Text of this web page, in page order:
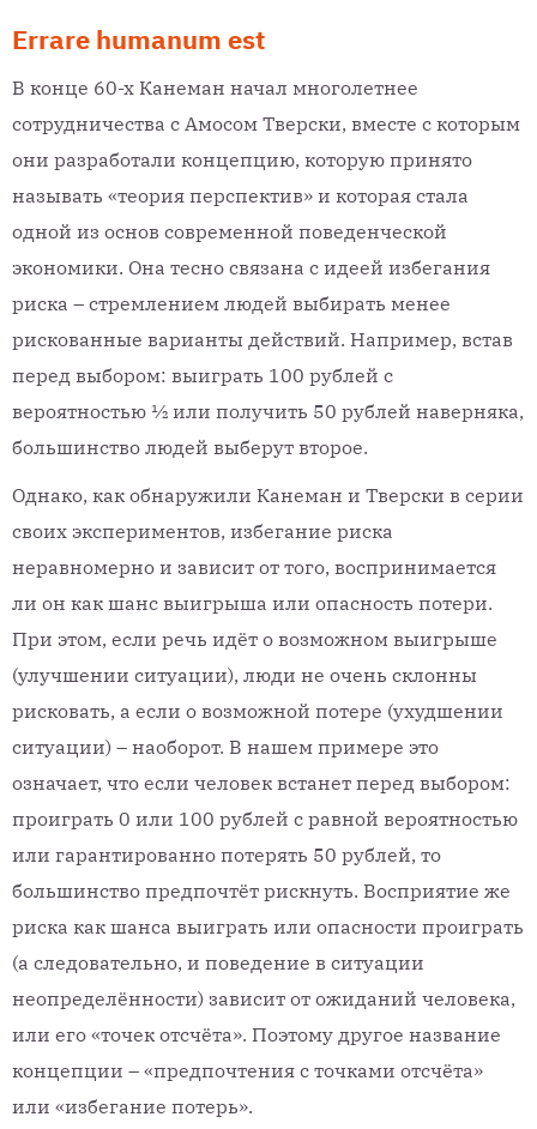
Errare humanum est
В конце 60-х Канеман начал многолетнее
сотрудничества с Амосом Тверски, вместе с которым
они разработали концепцию, которую принято
называть «теория перспектив» и которая стала
одной из основ современной поведенческой
экономики. Она тесно связана с идеей избегания
риска – стремлением людей выбирать менее
рискованные варианты действий. Например, встав
перед выбором: выиграть 100 рублей с
вероятностью ½ или получить 50 рублей наверняка,
большинство людей выберут второе.
Однако, как обнаружили Канеман и Тверски в серии
своих экспериментов, избегание риска
неравномерно и зависит от того, воспринимается
ли он как шанс выигрыша или опасность потери.
При этом, если речь идёт о возможном выигрыше
(улучшении ситуации), люди не очень склонны
рисковать, а если о возможной потере (ухудшении
ситуации) – наоборот. В нашем примере это
означает, что если человек встанет перед выбором:
проиграть 0 или 100 рублей с равной вероятностью
или гарантированно потерять 50 рублей, то
большинство предпочтёт рискнуть. Восприятие же
риска как шанса выиграть или опасности проиграть
(а следовательно, и поведение в ситуации
неопределённости) зависит от ожиданий человека,
или его «точек отсчёта». Поэтому другое название
концепции – «предпочтения с точками отсчёта»
или «избегание потерь».